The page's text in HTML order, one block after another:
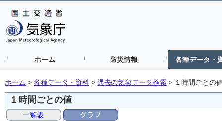
ホーム 防災情報 各種データ・
ホーム > 各種データ・資料 > 過去の気象データ検索 > １時間ごとの
１時間ごとの値